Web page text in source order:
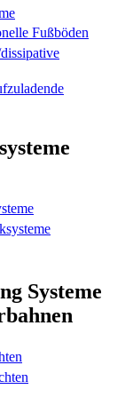
Fußböden
Systeme